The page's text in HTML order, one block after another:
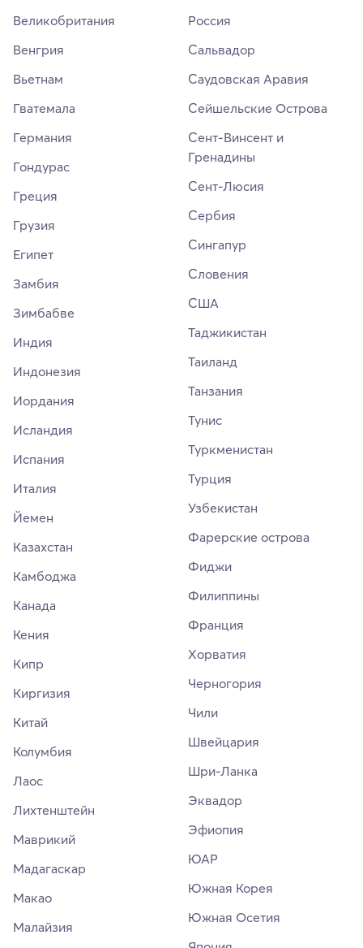
Великобритания
Венгрия
Вьетнам
Гватемала
Германия
Гондурас
Греция
Грузия
Египет
Замбия
Зимбабве
Индия
Индонезия
Иордания
Исландия
Испания
Италия
Йемен
Казахстан
Камбоджа
Канада
Кения
Кипр
Киргизия
Китай
Колумбия
Лаос
Лихтенштейн
Маврикий
Мадагаскар
Макао
Малайзия
Россия
Сальвадор
Саудовская Аравия
Сейшельские Острова
Сент-Винсент и
Гренадины
Сент-Люсия
Сербия
Сингапур
Словения
США
Таджикистан
Таиланд
Танзания
Тунис
Туркменистан
Турция
Узбекистан
Фарерские острова
Фиджи
Филиппины
Франция
Хорватия
Черногория
Чили
Швейцария
Шри-Ланка
Эквадор
Эфиопия
ЮАР
Южная Корея
Южная Осетия